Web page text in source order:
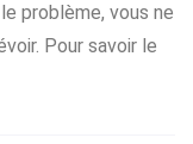
problème, vous ne
Pour savoir le